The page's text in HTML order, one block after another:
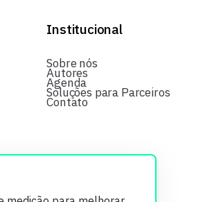
Institucional
Sobre nós
Autores
Agenda
Soluções para Parceiros
Contato